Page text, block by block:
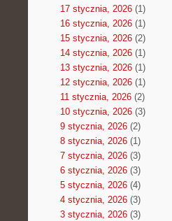
17 stycznia, 2026(1)
16 stycznia, 2026(1)
15 stycznia, 2026(2)
14 stycznia, 2026(1)
13 stycznia, 2026(1)
12 stycznia, 2026(1)
11 stycznia, 2026(2)
10 stycznia, 2026(3)
9 stycznia, 2026(2)
8 stycznia, 2026(1)
7 stycznia, 2026(3)
6 stycznia, 2026(3)
5 stycznia, 2026(4)
4 stycznia, 2026(3)
3 stycznia, 2026(3)